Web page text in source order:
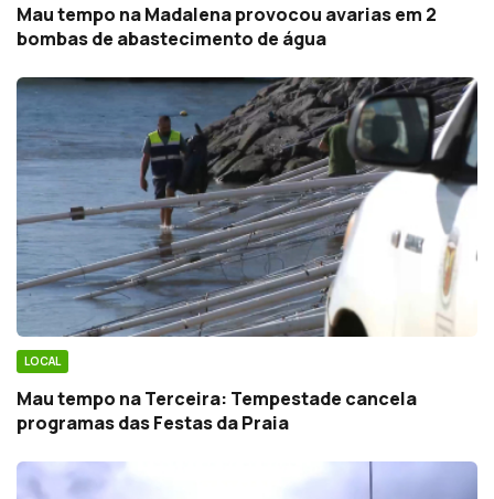
Mau tempo na Madalena provocou avarias em 2
bombas de abastecimento de água
LOCAL
Mau tempo na Terceira: Tempestade cancela
programas das Festas da Praia